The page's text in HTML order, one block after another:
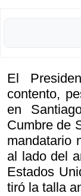
El
contento,
en
Cumbre de
mandatario
al lado del
Estados
tiró la talla